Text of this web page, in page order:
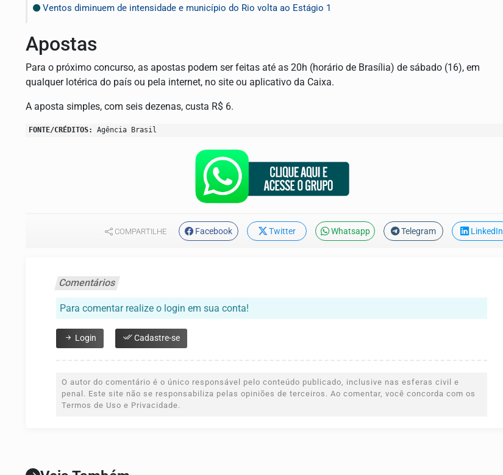
Ventos diminuem de intensidade e município do Rio volta ao Estágio 1
Apostas
Para o próximo concurso, as apostas podem ser feitas até as 20h (horário de Brasília) de sábado (16), em
qualquer lotérica do país ou pela internet, no site ou aplicativo da Caixa.
A aposta simples, com seis dezenas, custa R$ 6.
FONTE/CRÉDITOS: Agência Brasil
COMPARTILHE Facebook Twitter Whatsapp Telegram LinkedIn
Comentários
Para comentar realize o login em sua conta!
Login Cadastre-se
O autor do comentário é o único responsável pelo conteúdo publicado, inclusive nas esferas civil e
penal. Este site não se responsabiliza pelas opiniões de terceiros. Ao comentar, você concorda com os
Termos de Uso e Privacidade.